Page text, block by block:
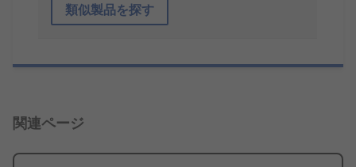
類似製品を探す
関連ページ